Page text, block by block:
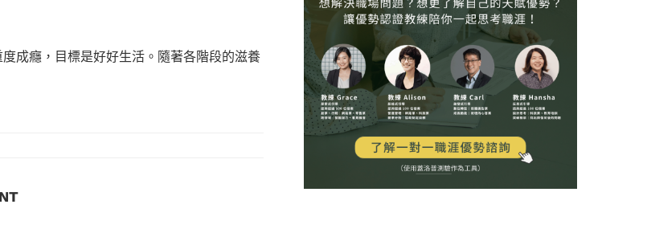
成癮，目標是好好生活。隨著各階段的滋養